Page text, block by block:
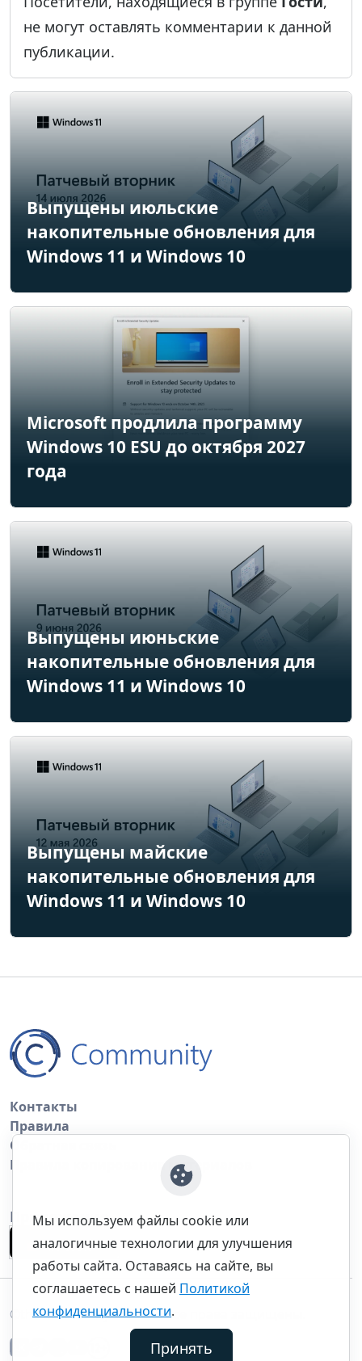
не могут оставлять комментарии к данной
публикации.
Выпущены июльские
накопительные обновления для
Windows 11 и Windows 10
Microsoft продлила программу
Windows 10 ESU до октября 2027
года
Выпущены июньские
накопительные обновления для
Windows 11 и Windows 10
Выпущены майские
накопительные обновления для
Windows 11 и Windows 10
Контакты
Правила
Обратная связь
Правила копирования материалов
Приложение
©thecommunity.ru 2026. Все права защищены.
Мы используем файлы cookie или
аналогичные технологии для улучшения
работы сайта. Оставаясь на сайте, вы
соглашаетесь с нашей Политикой
конфиденциальности.
Принять